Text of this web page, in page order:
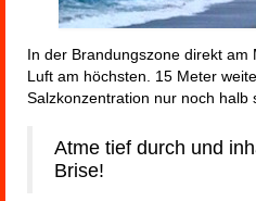
In der Brandungszone direkt
Luft am höchsten. 15 Meter
Salzkonzentration nur noch halb
Atme tief durch und
Brise!